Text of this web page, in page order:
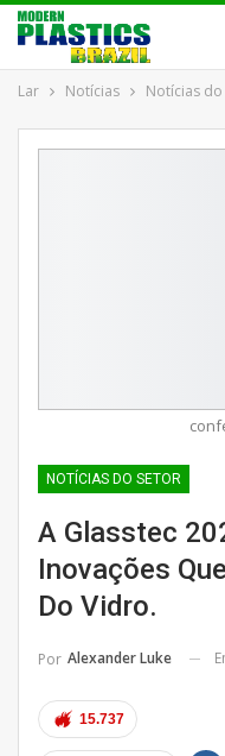
Lar Notícias Notícias
NOTÍCIAS DO SETOR
A Glasstec
Inovações
Do Vidro.
Por Alexander Luke
15.737